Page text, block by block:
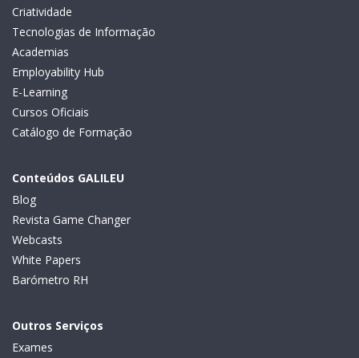
Criatividade
Tecnologias de Informação
Academias
Employability Hub
E-Learning
Cursos Oficiais
Catálogo de Formação
Conteúdos GALILEU
Blog
Revista Game Changer
Webcasts
White Papers
Barómetro RH
Outros Serviços
Exames